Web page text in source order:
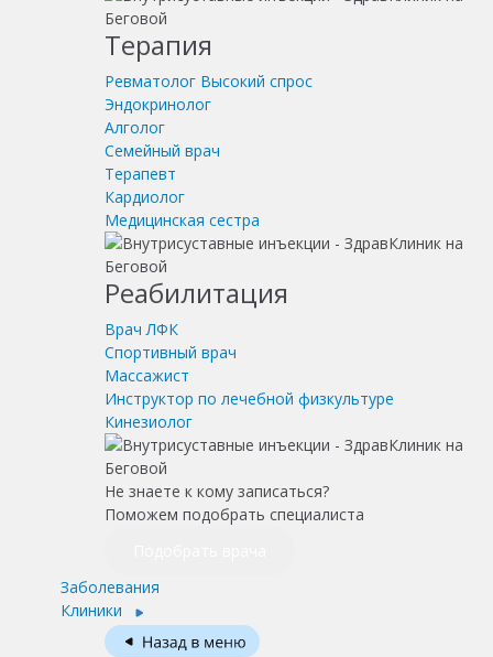
Терапия
Ревматолог Высокий спрос
Эндокринолог
Алголог
Семейный врач
Терапевт
Кардиолог
Медицинская сестра
Реабилитация
Врач ЛФК
Спортивный врач
Массажист
Инструктор по лечебной физкультуре
Кинезиолог
Не знаете к кому записаться?
Поможем подобрать специалиста
Заболевания
Клиники